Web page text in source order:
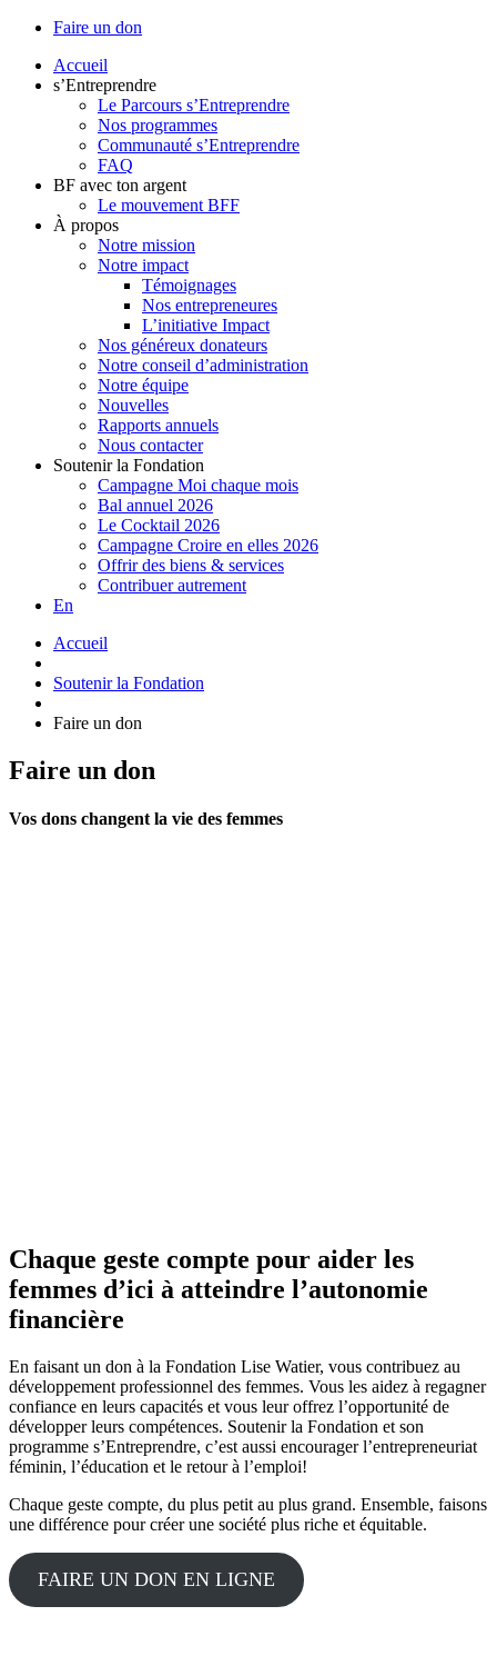
Faire un don
Accueil
s’Entreprendre
Le Parcours s’Entreprendre
Nos programmes
Communauté s’Entreprendre
FAQ
BF avec ton argent
Le mouvement BFF
À propos
Notre mission
Notre impact
Témoignages
Nos entrepreneures
L’initiative Impact
Nos généreux donateurs
Notre conseil d’administration
Notre équipe
Nouvelles
Rapports annuels
Nous contacter
Soutenir la Fondation
Campagne Moi chaque mois
Bal annuel 2026
Le Cocktail 2026
Campagne Croire en elles 2026
Offrir des biens & services
Contribuer autrement
En
Accueil
Soutenir la Fondation
Faire un don
Faire un don
Vos dons changent la vie des femmes
Chaque geste compte pour aider les
femmes d’ici à atteindre l’autonomie
financière
En faisant un don à la Fondation Lise Watier, vous contribuez au
développement professionnel des femmes. Vous les aidez à regagner
confiance en leurs capacités et vous leur offrez l’opportunité de
développer leurs compétences. Soutenir la Fondation et son
programme s’Entreprendre, c’est aussi encourager l’entrepreneuriat
féminin, l’éducation et le retour à l’emploi!
Chaque geste compte, du plus petit au plus grand. Ensemble, faisons
une différence pour créer une société plus riche et équitable.
FAIRE UN DON EN LIGNE